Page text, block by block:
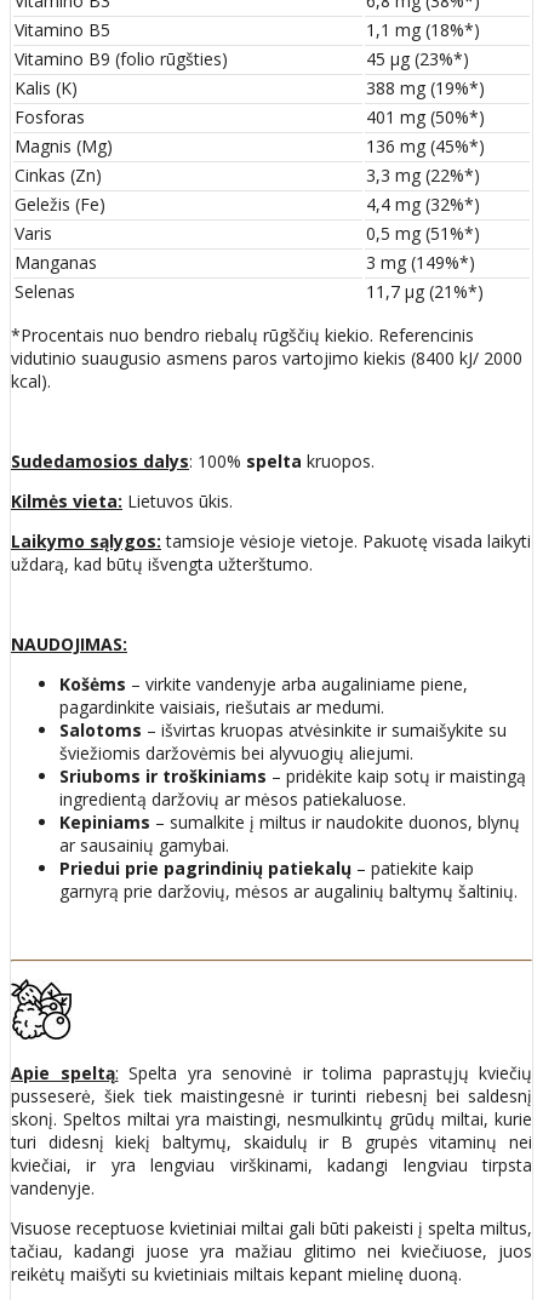
Vitamino B5
1,1 mg (18%*)
Vitamino B9 (folio rūgšties)
45 µg (23%*)
Kalis (K)
388 mg (19%*)
Fosforas
401 mg (50%*)
Magnis (Mg)
136 mg (45%*)
Cinkas (Zn)
3,3 mg (22%*)
Geležis (Fe)
4,4 mg (32%*)
Varis
0,5 mg (51%*)
Manganas
3 mg (149%*)
Selenas
11,7 µg (21%*)
*Procentais nuo bendro riebalų rūgščių kiekio. Referencinis
vidutinio suaugusio asmens paros vartojimo kiekis (8400 kJ/ 2000
kcal).
Sudedamosios dalys: 100% spelta kruopos.
Kilmės vieta: Lietuvos ūkis.
Laikymo sąlygos: tamsioje vėsioje vietoje. Pakuotę visada laikyti
uždarą, kad būtų išvengta užterštumo.
NAUDOJIMAS:
Košėms – virkite vandenyje arba augaliniame piene,
pagardinkite vaisiais, riešutais ar medumi.
Salotoms – išvirtas kruopas atvėsinkite ir sumaišykite su
šviežiomis daržovėmis bei alyvuogių aliejumi.
Sriuboms ir troškiniams – pridėkite kaip sotų ir maistingą
ingredientą daržovių ar mėsos patiekaluose.
Kepiniams – sumalkite į miltus ir naudokite duonos, blynų
ar sausainių gamybai.
Priedui prie pagrindinių patiekalų – patiekite kaip
garnyrą prie daržovių, mėsos ar augalinių baltymų šaltinių.
Apie speltą: Spelta yra senovinė ir tolima paprastųjų kviečių
pusseserė, šiek tiek maistingesnė ir turinti riebesnį bei saldesnį
skonį. Speltos miltai yra maistingi, nesmulkintų grūdų miltai, kurie
turi didesnį kiekį baltymų, skaidulų ir B grupės vitaminų nei
kviečiai, ir yra lengviau virškinami, kadangi lengviau tirpsta
vandenyje.
Visuose receptuose kvietiniai miltai gali būti pakeisti į spelta miltus,
tačiau, kadangi juose yra mažiau glitimo nei kviečiuose, juos
reikėtų maišyti su kvietiniais miltais kepant mielinę duoną.